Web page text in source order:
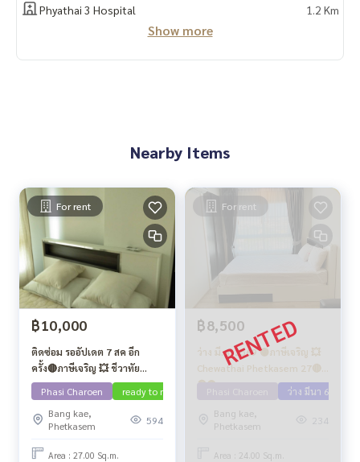
Phyathai 3 Hospital 1.2 Km
Show more
Nearby Items
For rent
฿10,000
ติดซ่อม รออัปเดต 7 สค อีก
ครั้ง🔴ภาษีเจริญ 💥 ชีวาทัย
เพชรเกษม 27🔴🟢🟡
Phasi Charoen ready to move in
Bang kae,
Phetkasem
594
Area : 27.00 Sq.m.
For rent
฿8,500
ว่าง มี.ค. 2569 🟡ภาษีเจริญ 💥
Chewathai Phetkasem 27🔴
🟢🟡
ว่าง มีนา 69
Bang kae,
Phetkasem
234
Area : 24.00 Sq.m.